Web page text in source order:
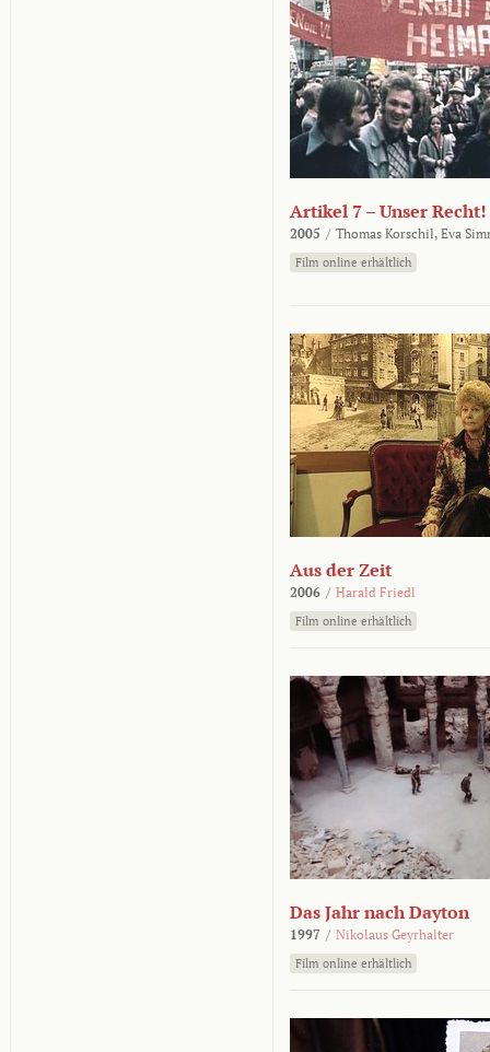
Artikel 7 – Unser Recht!
2005 / Thomas Korschil, Eva
Film online erhältlich
Aus der Zeit
2006 / Harald Friedl
Film online erhältlich
Das Jahr nach Dayton
1997 / Nikolaus Geyrhalter
Film online erhältlich